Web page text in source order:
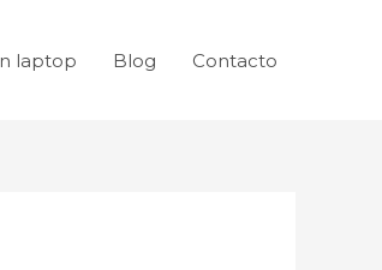
laptop Blog Contacto